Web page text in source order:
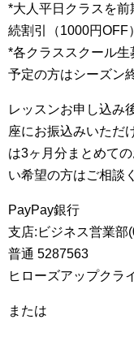
*大人平日クラスを
続割引（1000円OFF
*各クラススクール
予定の方はシーズン
レッスンお申し込み
座にお振込みいただ
は3ヶ月分まとめて
い希望の方はご相談
PayPay銀行
支店:ビジネス営業部
普通 5287563
ヒローズアップクラ
または